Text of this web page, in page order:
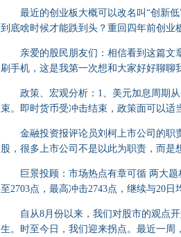
最近的创业板大概可以改名叫“创新低”
到底啥时候才能跌到头？重回四年前创业
亲爱的股民朋友们：相信看到这篇文
刷手机，这是我第一次想和大家好好聊
政策、宏观分析：1、美元加息周期从
束。即时货币受冲击结束，政策面可以
金融投资报评论员刘柯上市公司的职
股，很多上市公司不是以此为职责，而
巨景投顾：市场热点有章可循 两大题
至2703点，最高冲击2743点，继续与20
自从8月份以来，我们对股市的观点开
生。时至今日，我们迎来拐点。最近一